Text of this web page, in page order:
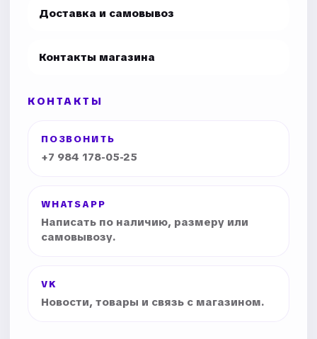
Доставка и самовывоз
Контакты магазина
КОНТАКТЫ
ПОЗВОНИТЬ
+7 984 178-05-25
WHATSAPP
Написать по наличию, размеру или
самовывозу.
VK
Новости, товары и связь с магазином.